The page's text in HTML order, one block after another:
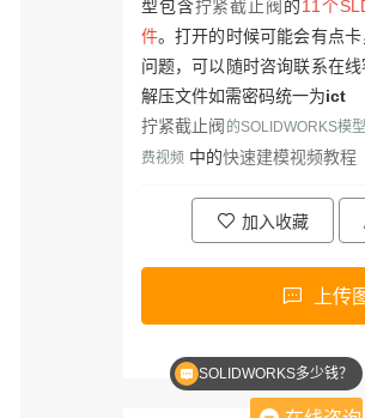
型包含拧紧截止阀 的11个
件。打开的时候可能会有点
问题，可以随时咨询联系在
解压文件如需密码统一为ict
拧紧截止阀 的SOLIDWORKS模
费视频中的快速建模视频教程
加入收藏
上传
SOLIDWORKS多少钱？